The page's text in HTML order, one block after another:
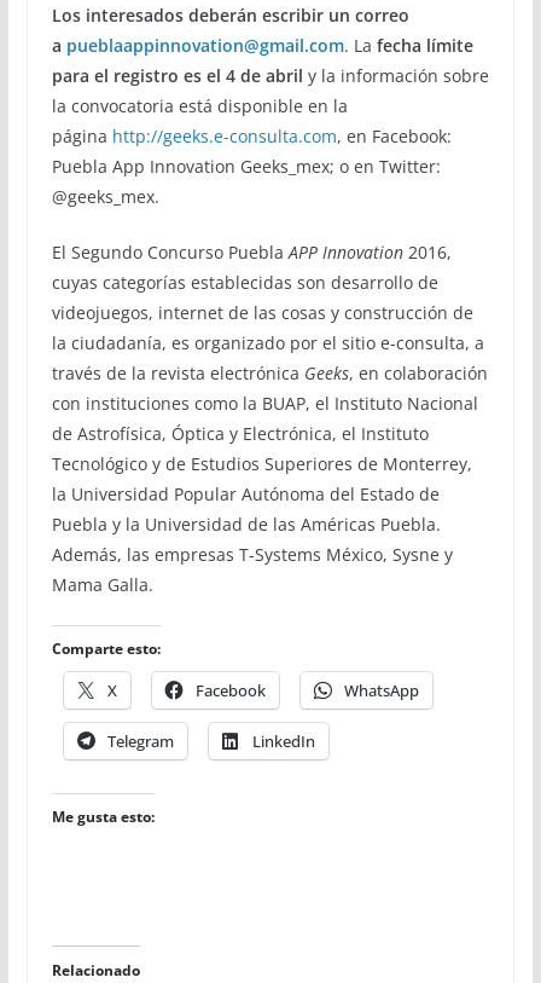
Los interesados deberán escribir un correo
a pueblaappinnovation@gmail.com. La fecha límite
para el registro es el 4 de abril y la información sobre
la convocatoria está disponible en la
página http://geeks.e-consulta.com, en Facebook:
Puebla App Innovation Geeks_mex; o en Twitter:
@geeks_mex.
El Segundo Concurso PueblaAPP Innovation2016,
cuyas categorías establecidas son desarrollo de
videojuegos, internet de las cosas y construcción de
la ciudadanía, es organizado por el sitio e-consulta, a
través de la revista electrónica Geeks, en colaboración
con instituciones como la BUAP, el Instituto Nacional
de Astrofísica, Óptica y Electrónica, el Instituto
Tecnológico y de Estudios Superiores de Monterrey,
la Universidad Popular Autónoma del Estado de
Puebla y la Universidad de las Américas Puebla.
Además, las empresas T-Systems México, Sysne y
Mama Galla.
Comparte esto:
X Facebook WhatsApp
Telegram LinkedIn
Me gusta esto:
Relacionado